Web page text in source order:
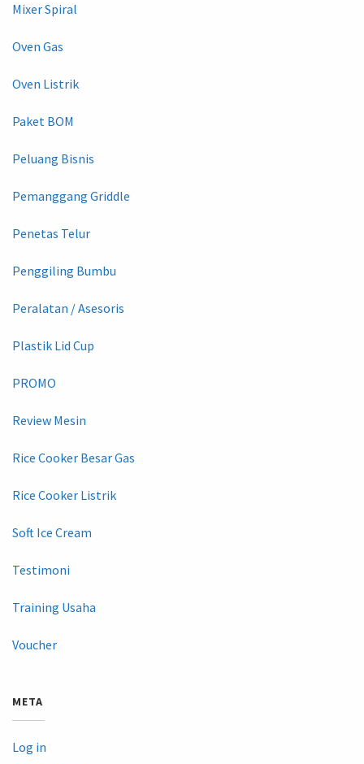
Mixer Spiral
Oven Gas
Oven Listrik
Paket BOM
Peluang Bisnis
Pemanggang Griddle
Penetas Telur
Penggiling Bumbu
Peralatan / Asesoris
Plastik Lid Cup
PROMO
Review Mesin
Rice Cooker Besar Gas
Rice Cooker Listrik
Soft Ice Cream
Testimoni
Training Usaha
Voucher
META
Log in